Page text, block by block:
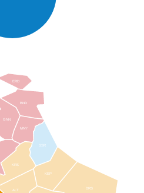
BND
DRS
ERD
GNN
KEP
MNY
SSR
KRS
ALT